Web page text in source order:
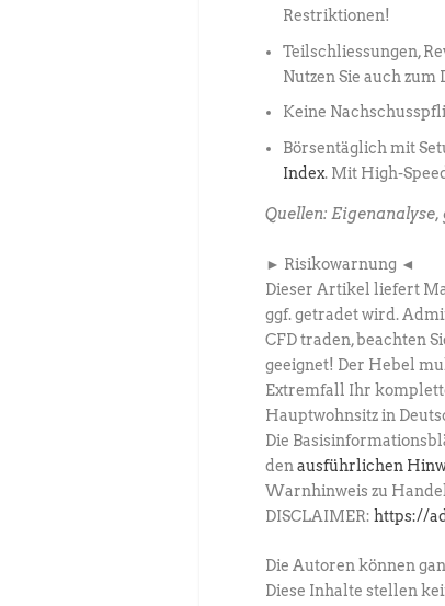
Restriktionen!
Teilschliessungen,
Nutzen Sie auch
Keine
Börsentäglich mit
Index. Mit High-
Quellen:
► Risikowarnung ◄
Dieser Artikel liefert
ggf. getradet wird.
CFD traden, beachten
geeignet! Der Hebel
Extremfall Ihr
Hauptwohnsitz in
Die
den ausführlichen
Warnhinweis zu
DISCLAIMER: https://
Die Autoren können
Diese Inhalte stellen